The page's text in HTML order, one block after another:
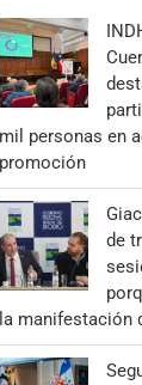
mil personas en
promoción
de
la manifestación